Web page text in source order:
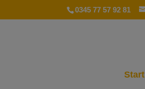
0345 77 57 92 81
Start